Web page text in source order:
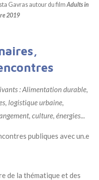
Gavras autour du film Adults in
2019
: Alimentation durable,
logistique urbaine,
culture, énergies...
publiques avec un.e
de la thématique et des